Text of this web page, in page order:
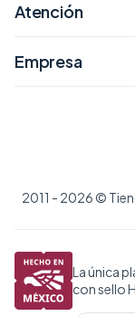
Atención
Empresa
2011 - 2026 ©
La única
con sello